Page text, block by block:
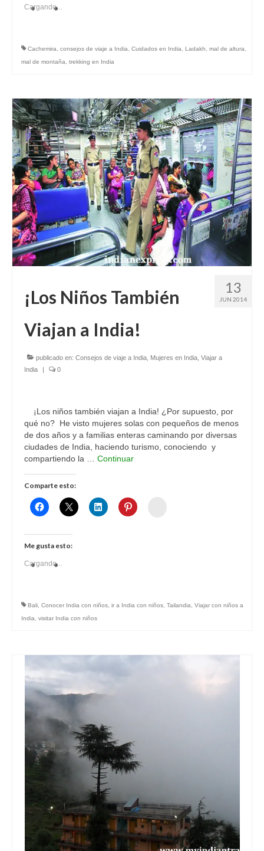
Cargando...
Cachemira consejos de viaje a India Cuidados en India Ladakh mal de altura
mal de montaña
trekking en India
13
JUN 2014
¡Los Niños También
Viajan a India!
publicado en: Consejos de viaje a India Mujeres en India Viajar a
India
| 0
¡Los niños también viajan a India! ¿Por supuesto, por
qué no? He visto mujeres solas con pequeños de menos
de dos años y a familias enteras caminando por diversas
ciudades de India, haciendo turismo, conociendo y
compartiendo la … Continuar
Comparte esto:
Me gusta esto:
Cargando...
Bali Conocer India con niños ir a India con niños Tailandia
Viajar con niños a
India
visitar India con niños